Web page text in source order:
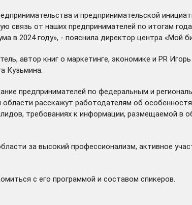
и предпринимательской
связь от наших предпринимателей по итогам
в 2024 году», - пояснила директор центра «Мой
автор книг о маркетинге, экономике и PR
Кузьмина.
предпринимателей по федеральным и
расскажут работодателям об
требованиях к информации, размещаемой в
за высокий профессионализм, активное
с его программой и составом спикеров.